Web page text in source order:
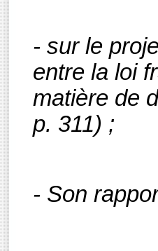
- sur le
entre la loi
matière de
p. 311) ;
- Son